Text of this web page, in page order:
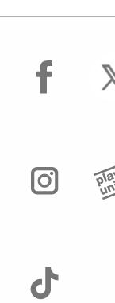
facebook